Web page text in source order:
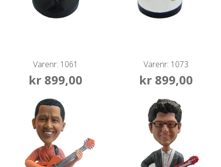
Varenr: 1061
kr899,00
Varenr: 1073
kr899,00